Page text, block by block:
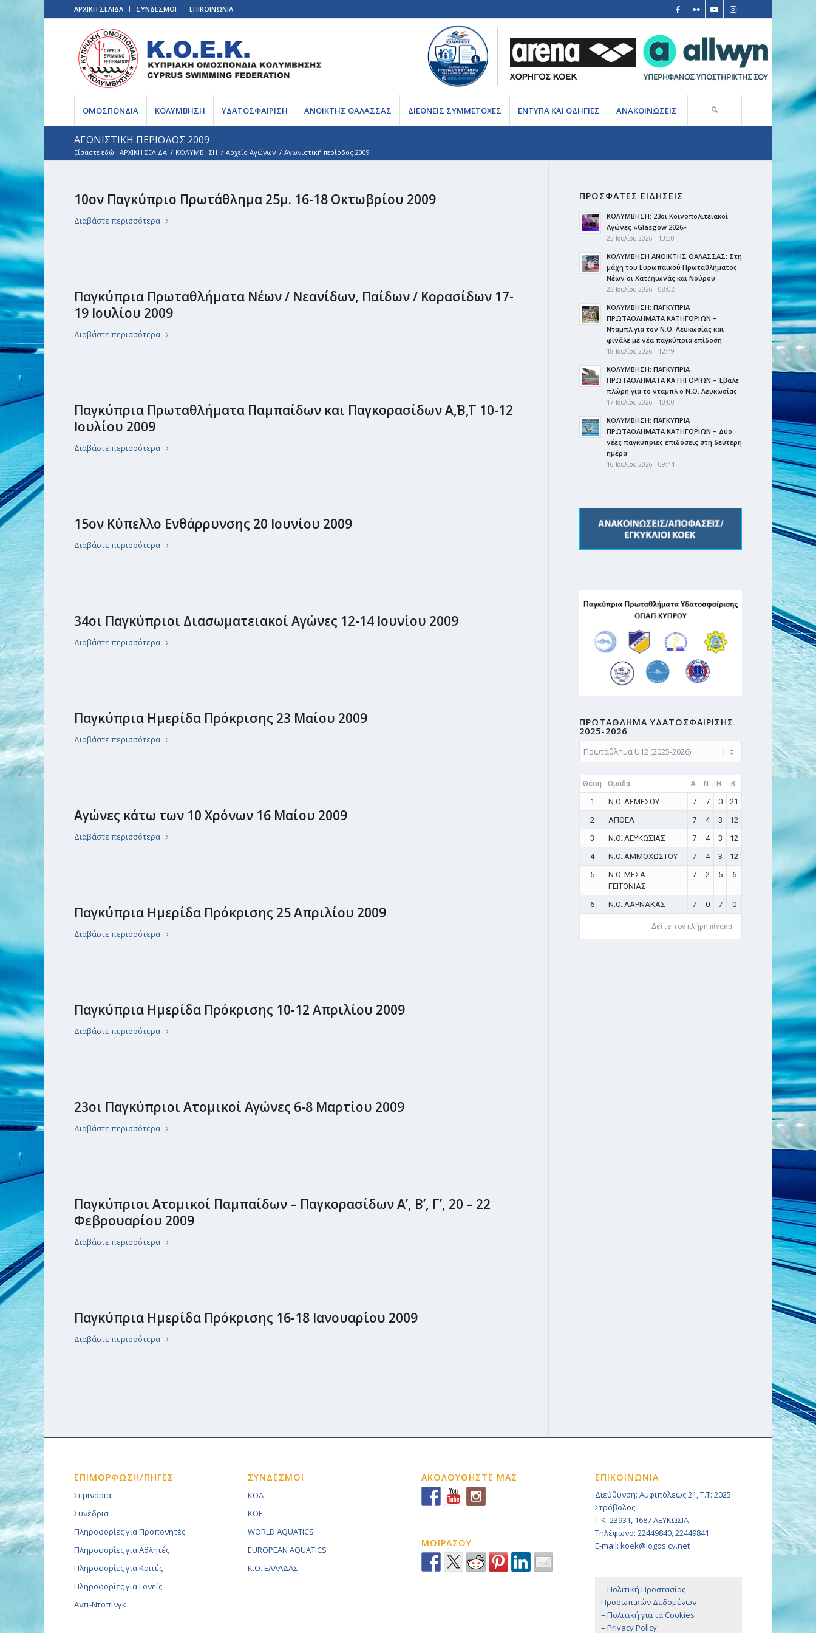
ΑΡΧΙΚΗ ΣΕΛΙΔΑ ΣΥΝΔΕΣΜΟΙ ΕΠΙΚΟΙΝΩΝΙΑ
ΟΜΟΣΠΟΝΔΙΑ ΚΟΛΥΜΒΗΣΗ ΥΔΑΤΟΣΦΑΙΡΙΣΗ ΑΝΟΙΚΤΗΣ ΘΑΛΑΣΣΑΣ ΔΙΕΘΝΕΙΣ ΣΥΜΜΕΤΟΧΕΣ ΕΝΤΥΠΑ ΚΑΙ ΟΔΗΓΙΕΣ ΑΝΑΚΟΙΝΩΣΕΙΣ
ΑΓΩΝΙΣΤΙΚΗ ΠΕΡΙΟΔΟΣ 2009
Είσαστε εδώ: ΑΡΧΙΚΗ ΣΕΛΙΔΑ / ΚΟΛΥΜΒΗΣΗ / Αρχείο Αγώνων / Αγωνιστική περίοδος 2009
10ον Παγκύπριο Πρωτάθλημα 25μ. 16-18 Οκτωβρίου 2009
Διαβάστε περισσότερα
Παγκύπρια Πρωταθλήματα Νέων / Νεανίδων, Παίδων / Κορασίδων 17-
19 Ιουλίου 2009
Διαβάστε περισσότερα
Παγκύπρια Πρωταθλήματα Παμπαίδων και Παγκορασίδων Α΄,Β΄,Γ 10-12
Ιουλίου 2009
Διαβάστε περισσότερα
15ον Κύπελλο Ενθάρρυνσης 20 Ιουνίου 2009
Διαβάστε περισσότερα
34οι Παγκύπριοι Διασωματειακοί Αγώνες 12-14 Ιουνίου 2009
Διαβάστε περισσότερα
Παγκύπρια Ημερίδα Πρόκρισης 23 Μαίου 2009
Διαβάστε περισσότερα
Αγώνες κάτω των 10 Χρόνων 16 Μαίου 2009
Διαβάστε περισσότερα
Παγκύπρια Ημερίδα Πρόκρισης 25 Απριλίου 2009
Διαβάστε περισσότερα
Παγκύπρια Ημερίδα Πρόκρισης 10-12 Απριλίου 2009
Διαβάστε περισσότερα
23οι Παγκύπριοι Ατομικοί Αγώνες 6-8 Μαρτίου 2009
Διαβάστε περισσότερα
Παγκύπριοι Ατομικοί Παμπαίδων – Παγκορασίδων Α’, Β’, Γ’, 20 – 22
Φεβρουαρίου 2009
Διαβάστε περισσότερα
Παγκύπρια Ημερίδα Πρόκρισης 16-18 Ιανουαρίου 2009
Διαβάστε περισσότερα
ΠΡΟΣΦΑΤΕΣ ΕΙΔΗΣΕΙΣ
ΚΟΛΥΜΒΗΣΗ: 23οι Κοινοπολιτειακοί
Αγώνες «Glasgow 2026»
23 Ιουλίου 2026 - 13:30
ΚΟΛΥΜΒΗΣΗ ΑΝΟΙΚΤΗΣ ΘΑΛΑΣΣΑΣ: Στη
μάχη του Ευρωπαϊκού Πρωταθλήματος
Νέων οι Χατζηιωνάς και Νούρου
23 Ιουλίου 2026 - 08:02
ΚΟΛΥΜΒΗΣΗ: ΠΑΓΚΥΠΡΙΑ
ΠΡΩΤΑΘΛΗΜΑΤΑ ΚΑΤΗΓΟΡΙΩΝ –
Νταμπλ για τον Ν.Ο. Λευκωσίας και
φινάλε με νέα παγκύπρια επίδοση
18 Ιουλίου 2026 - 12:49
ΚΟΛΥΜΒΗΣΗ: ΠΑΓΚΥΠΡΙΑ
ΠΡΩΤΑΘΛΗΜΑΤΑ ΚΑΤΗΓΟΡΙΩΝ – Έβαλε
πλώρη για το νταμπλ ο Ν.Ο. Λευκωσίας
17 Ιουλίου 2026 - 10:00
ΚΟΛΥΜΒΗΣΗ: ΠΑΓΚΥΠΡΙΑ
ΠΡΩΤΑΘΛΗΜΑΤΑ ΚΑΤΗΓΟΡΙΩΝ – Δύο
νέες παγκύπριες επιδόσεις στη δεύτερη
ημέρα
16 Ιουλίου 2026 - 09:44
ΠΡΩΤΑΘΛΗMA ΥΔΑΤΟΣΦΑΙΡΙΣΗΣ
2025-2026
Θέση Ομάδα A. N. H. B.
1 N.O. ΛΕΜΕΣΟΥ 7 7 0
21
2
ΑΠΟΕΛ 7 4 3
12
3
N.O. ΛΕΥΚΩΣΙΑΣ 7 4 3
12
4
N.O. ΑΜΜΟΧΩΣΤΟΥ 7 4 3
12
5
N.O. ΜΕΣΑ
ΓΕΙΤΟΝΙΑΣ
7 2 5 6
6 N.O. ΛΑΡΝΑΚΑΣ 7 0 7 0
Δείτε τον πλήρη πίνακα
ΕΠΙΜΟΡΦΩΣΗ/ΠΗΓΕΣ
Σεμινάρια
Συνέδρια
Πληροφορίες για Προπονητές
Πληροφορίες για Αθλητές
Πληροφορίες για Κριτές
Πληροφορίες για Γονείς
Αντι-Ντοπινγκ
ΣΥΝΔΕΣΜΟΙ
KOA
KOE
WORLD AQUATICS
EUROPEAN AQUATICS
K.O. ΕΛΛΑΔΑΣ
ΑΚΟΛΟΥΘΗΣΤΕ ΜΑΣ
ΜΟΙΡΑΣΟΥ
ΕΠΙΚΟΙΝΩΝΙΑ
Διεύθυνση: Αμφιπόλεως 21, Τ.Τ: 2025
Στρόβολος
Τ.Κ. 23931, 1687 ΛΕΥΚΩΣΙΑ
Τηλέφωνο: 22449840, 22449841
E-mail: koek@logos.cy.net
– Πολιτική Προστασίας
Προσωπικών Δεδομένων
– Πολιτική για τα Cookies
– Privacy Policy